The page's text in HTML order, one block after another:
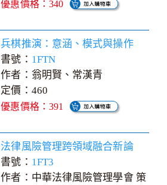
優惠價格：340
兵棋推演：意涵、模式與操作
書號： 1FTN
作者：翁明賢、常漢青
定價：460
優惠價格：391
法律風險管理跨領域融合新論
書號： 1FT3
作者：中華法律風險管理學會 策